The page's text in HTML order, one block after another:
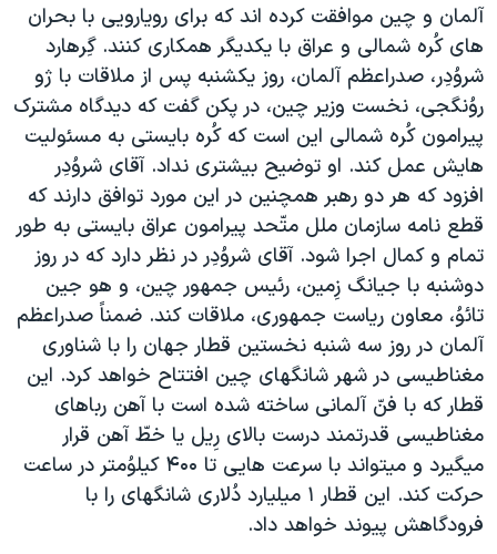
ویدیوها
فرهنگ و زندگی
حقوق شهروندی
اقتصادی
علم و فناوری
اسرائیل در جنگ
گالری عکس
آرشیو پخش زنده
بایگانی برنامه‌های تلویزیونی
مستندها
انتخابات ریاست جمهوری آمریکا ۲۰۲۴
حمله جمهوری اسلامی به اسرائیل
رمز مهسا
ورزش زنان در ایران
اعتراضات زن، زندگی، آزادی
مجموعه مستندهای دادخواهی
تریبونال مردمی آبان ۹۸
دادگاه حمید نوری
چهل سال گروگان‌گیری
قانون شفافیت دارائی کادر رهبری ایران
اعتراضات مردمی آبان ۹۸
یادگیری زبان انگلیسی
دنبال کنید
زبانهای مختلف
آلمان و چين موافقت کرده اند که برای رويارويی با بحران
های کُره شمالی و عراق با يکديگر همکاری کنند. گِرهارد
شروُدِر، صدراعظم آلمان، روز يکشنبه پس از ملاقات با ژو
روُنگجی، نخست وزير چين، در پکن گفت که ديدگاه مشترک
پيرامون کُره شمالی اين است که کُره بايستی به مسئوليت
هايش عمل کند. او توضيح بيشتری نداد. آقای شروُدِر
افزود که هر دو رهبر همچنين در اين مورد توافق دارند که
قطع نامه سازمان ملل متّحد پيرامون عراق بايستی به طور
تمام و کمال اجرا شود. آقای شروُدِر در نظر دارد که در روز
دوشنبه با جيانگ زِمين، رئيس جمهور چين، و هو جين
تائوُ، معاون رياست جمهوری، ملاقات کند. ضمناً صدراعظم
آلمان در روز سه شنبه نخستين قطار جهان را با شناوری
مغناطيسی در شهر شانگهای چين افتتاح خواهد کرد. اين
قطار که با فنّ آلمانی ساخته شده است با آهن رباهای
مغناطيسی قدرتمند درست بالای رِيل يا خطّ آهن قرار
ميگيرد و ميتواند با سرعت هايی تا ۴۰۰ کيلوُمتر در ساعت
حرکت کند. اين قطار ۱ ميليارد دُلاری شانگهای را با
فرودگاهش پيوند خواهد داد.